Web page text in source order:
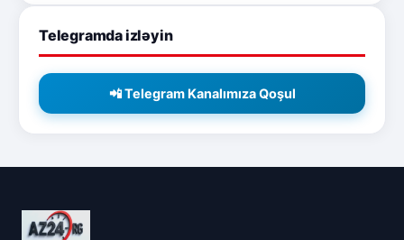
Telegramda izləyin
📲 Telegram Kanalımıza Qoşul